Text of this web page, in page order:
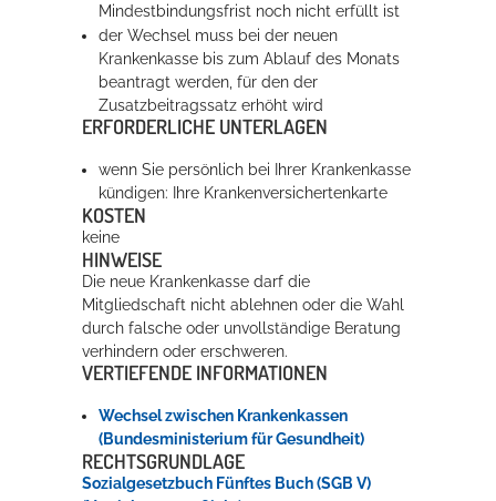
Mindestbindungsfrist noch nicht erfüllt ist
der Wechsel muss bei der neuen
Krankenkasse bis zum Ablauf des Monats
beantragt werden, für den der
Zusatzbeitragssatz erhöht wird
ERFORDERLICHE UNTERLAGEN
wenn Sie persönlich bei Ihrer Krankenkasse
kündigen: Ihre Krankenversichertenkarte
KOSTEN
keine
HINWEISE
Die neue Krankenkasse darf die
Mitgliedschaft nicht ablehnen oder die Wahl
durch falsche oder unvollständige Beratung
verhindern oder erschweren.
VERTIEFENDE INFORMATIONEN
Wechsel zwischen Krankenkassen
(Bundesministerium für Gesundheit)
RECHTSGRUNDLAGE
Sozialgesetzbuch Fünftes Buch (SGB V)